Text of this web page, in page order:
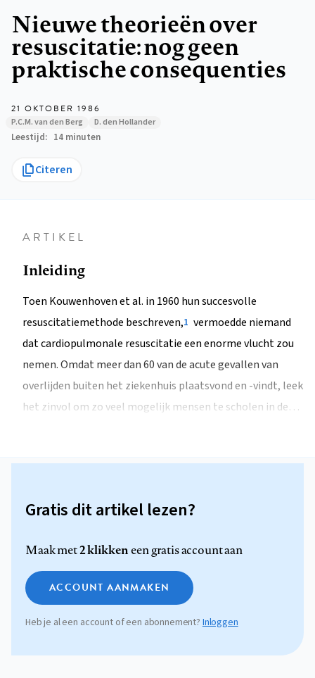
Nieuwe theorieën over
resuscitatie: nog geen
praktische consequenties
21 OKTOBER 1986
P.C.M. van den Berg D. den Hollander
Leestijd 14 minuten
Citeren
ARTIKEL
Inleiding
Toen Kouwenhoven et al. in 1960 hun succesvolle
resuscitatiemethode beschreven,1 vermoedde niemand
dat cardiopulmonale resuscitatie een enorme vlucht zou
nemen. Omdat meer dan 60 van de acute gevallen van
overlijden buiten het ziekenhuis plaatsvond en -vindt, leek
het zinvol om zo veel mogelijk mensen te scholen in de…
Gratis dit artikel lezen?
Maak met2 klikkeneen gratis account aan
ACCOUNT AANMAKEN
Heb je al een account of een abonnement? Inloggen